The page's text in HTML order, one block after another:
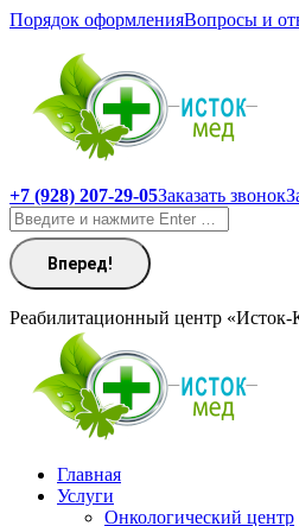
Перейти
содержанию
Порядок оформленияВопросы и
+7 (928) 207-29-05Заказать звонок
Поиск:
Реабилитационный центр
Главная
Услуги
Онкологический центр